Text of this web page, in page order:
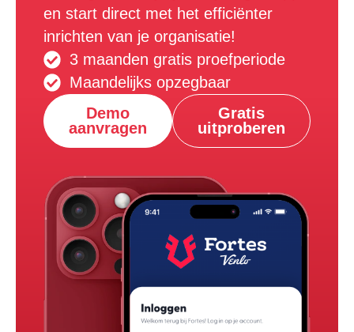
en start direct met het efficiënter
inrichten van je organisatie!
3 maanden gratis proefperiode
Maandelijks opzegbaar
Demo
aanvragen
Gratis
uitproberen